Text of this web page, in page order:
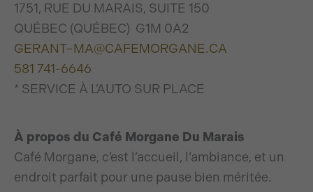
1751, RUE DU MARAIS, SUITE 150
QUÉBEC (QUÉBEC) G1M 0A2
GERANT–MA@CAFEMORGANE.CA
581 741-6646
* SERVICE À L’AUTO SUR PLACE
À propos du Café Morgane Du Marais
Café Morgane, c’est l’accueil, l’ambiance, et un
endroit parfait pour une pause bien méritée.